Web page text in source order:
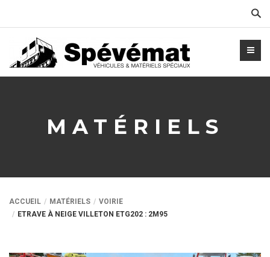
MATÉRIELS
ACCUEIL MATÉRIELS
VOIRIE
ETRAVE À NEIGE VILLETON ETG202 : 2M95